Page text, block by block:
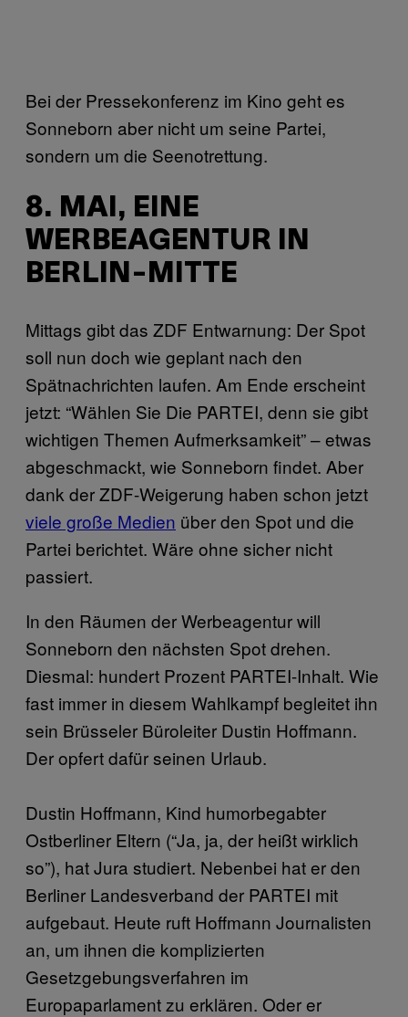
Bei der Pressekonferenz im Kino geht es
Sonneborn aber nicht um seine Partei,
sondern um die Seenotrettung.
8. MAI, EINE
WERBEAGENTUR IN
BERLIN-MITTE
Mittags gibt das ZDF Entwarnung: Der Spot
soll nun doch wie geplant nach den
Spätnachrichten laufen. Am Ende erscheint
jetzt: “Wählen Sie Die PARTEI, denn sie gibt
wichtigen Themen Aufmerksamkeit” – etwas
abgeschmackt, wie Sonneborn findet. Aber
dank der ZDF-Weigerung haben schon jetzt
viele große Medien über den Spot und die
Partei berichtet. Wäre ohne sicher nicht
passiert.
In den Räumen der Werbeagentur will
Sonneborn den nächsten Spot drehen.
Diesmal: hundert Prozent PARTEI-Inhalt. Wie
fast immer in diesem Wahlkampf begleitet ihn
sein Brüsseler Büroleiter Dustin Hoffmann.
Der opfert dafür seinen Urlaub.
Dustin Hoffmann, Kind humorbegabter
Ostberliner Eltern (“Ja, ja, der heißt wirklich
so”), hat Jura studiert. Nebenbei hat er den
Berliner Landesverband der PARTEI mit
aufgebaut. Heute ruft Hoffmann Journalisten
an, um ihnen die komplizierten
Gesetzgebungsverfahren im
Europaparlament zu erklären. Oder er